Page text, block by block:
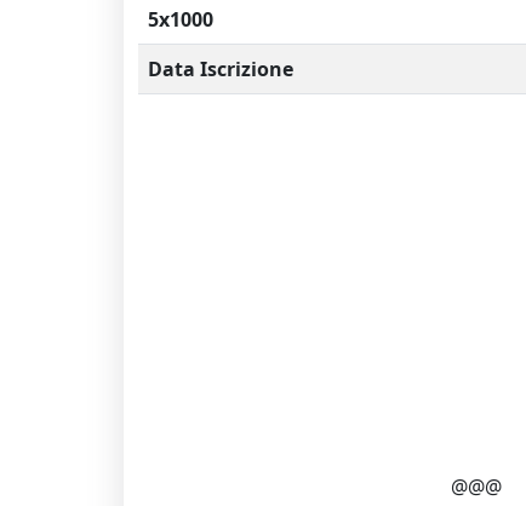
5x1000
Data Iscrizione
@@@